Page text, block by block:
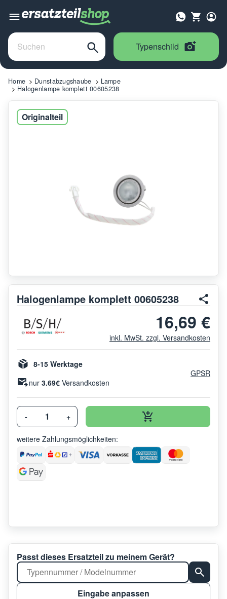
Typenschild
Home Dunstabzugshaube
Lampe
Halogenlampe komplett 00605238
Originalteil
Halogenlampe komplett 00605238
16,69 €
inkl. MwSt. zzgl. Versandkosten
8-15 Werktage
nur 3.69€ Versandkosten
GPSR
- +
weitere Zahlungsmöglichkeiten:
Passt dieses Ersatzteil zu meinem Gerät?
Eingabe anpassen